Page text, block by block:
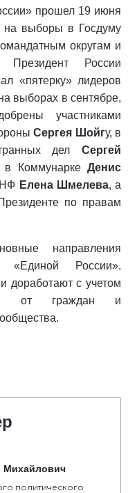
прошел 19 июня
на выборы в Госдуму
округам и
Президент России
«пятерку» лидеров
выборах в сентябре,
участниками
Сергея Шойгу, в
дел Сергей
в КоммунаркеДенис
Елена Шмелева, а
по правам
направления
«Единой России».
доработают с учетом
от граждан и
Михайлович
политического